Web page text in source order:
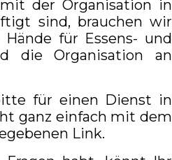
der Organisation in
sind, brauchen wir
für Essens- und
die Organisation an
für einen Dienst in
ganz einfach mit dem
Link.